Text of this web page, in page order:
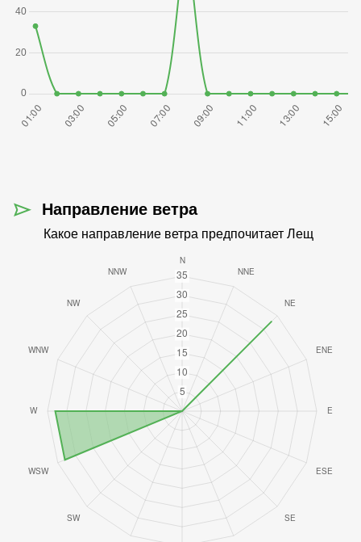
Направление ветра
Какое направление ветра предпочитает Лещ